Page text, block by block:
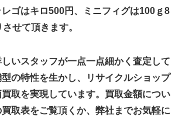
ゴはキロ500円、ミニフィグは100ｇ8
せて頂きます。
いスタッフが一点一点細かく査定して
の特性を生かし、リサイクルショップ
取を実現しています。買取金額につい
取表をご覧頂くか、弊社までお気軽に